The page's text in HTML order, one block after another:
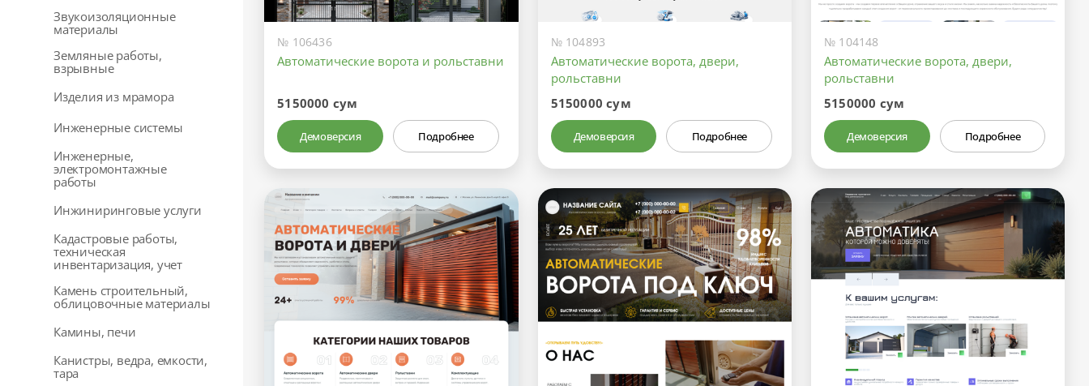
Звукоизоляционные
материалы
Земляные работы,
взрывные
Изделия из мрамора
Инженерные системы
Инженерные,
электромонтажные
работы
Инжиниринговые услуги
Кадастровые работы,
техническая
инвентаризация, учет
Камень строительный,
облицовочные материалы
Камины, печи
Канистры, ведра, емкости,
тара
№ 106436
Автоматические ворота и рольставни
5150000 сум
Демоверсия Подробнее
№ 104893
Автоматические ворота, двери,
рольставни
5150000 сум
Демоверсия Подробнее
№ 104148
Автоматические ворота, двери,
рольставни
5150000 сум
Демоверсия Подробнее